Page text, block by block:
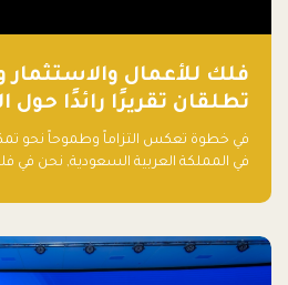
فلك للأعمال
تطلقان تقريرًا رائدًا حول
في الذكاء الاصطناعي
السعودية
في خطوة تعكس التزاماً وطموحاً نحو تمكين
في المملكة العربية السعودية, نحن في
الذكاء الاصطناعي: خارطة الطريق